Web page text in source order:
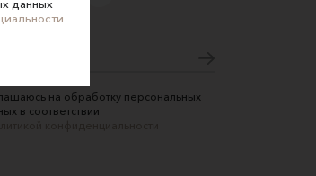
на обработку персональных
в соответствии
данных